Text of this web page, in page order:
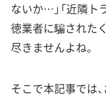
ないか…」「近隣ト
徳業者に騙された
尽きませんよね。
そこで本記事では